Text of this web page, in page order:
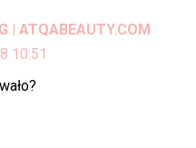
| ATQABEAUTY.COM
10:51